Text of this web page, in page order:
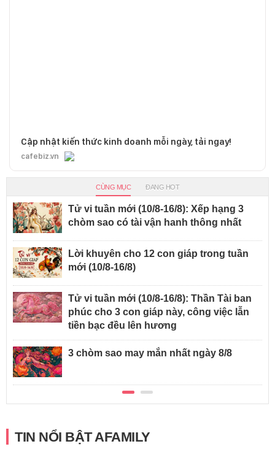
Cập nhật kiến thức kinh doanh mỗi ngày, tải ngay!
cafebiz.vn
CÙNG MỤC ĐANG HOT
Tử vi tuần mới (10/8-16/8): Xếp hạng 3
chòm sao có tài vận hanh thông nhất
Lời khuyên cho 12 con giáp trong tuần
mới (10/8-16/8)
Tử vi tuần mới (10/8-16/8): Thần Tài ban
phúc cho 3 con giáp này, công việc lẫn
tiền bạc đều lên hương
3 chòm sao may mắn nhất ngày 8/8
TIN NỔI BẬT AFAMILY